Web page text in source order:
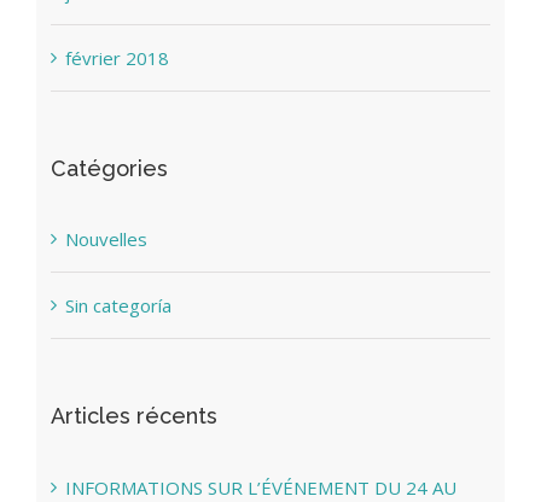
février 2018
Catégories
Nouvelles
Sin categoría
Articles récents
INFORMATIONS SUR L’ÉVÉNEMENT DU 24 AU